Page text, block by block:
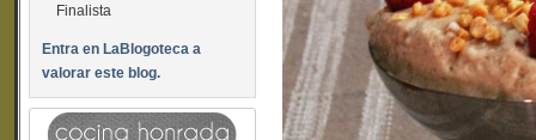
Finalista
Entra en LaBlogoteca a
valorar este blog.